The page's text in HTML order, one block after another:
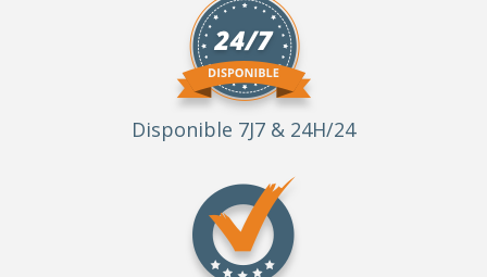
Disponible 7J7 & 24H/24